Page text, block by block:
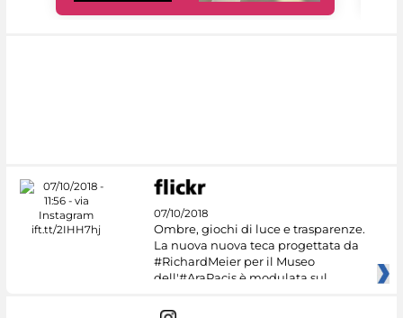
07/10/2018
Ombre, giochi di luce e trasparenze.
La nuova nuova teca progettata da
#RichardMeier per il Museo
dell'#AraPacis è modulata sul